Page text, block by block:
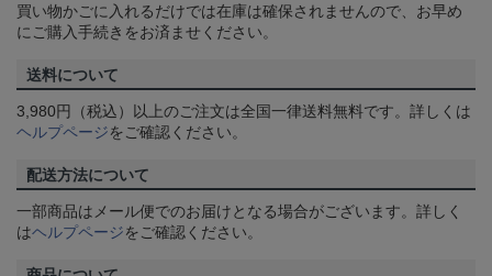
買い物かごに入れるだけでは在庫は確保されませんので、お早め
にご購入手続きをお済ませください。
送料について
3,980円（税込）以上のご注文は全国一律送料無料です。詳しくは
ヘルプページをご確認ください。
配送方法について
一部商品はメール便でのお届けとなる場合がございます。詳しく
はヘルプページをご確認ください。